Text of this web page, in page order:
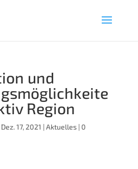
und
Region
Dez. 17, 2021 |Aktuelles| 0